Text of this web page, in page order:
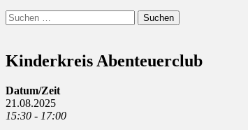
Suchen
Suchen
nach:
Kinderkreis Abenteuerclub
Datum/Zeit
21.08.2025
15:30 - 17:00